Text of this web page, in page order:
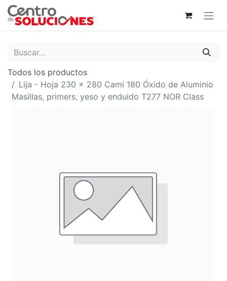
Todos los productos
Lija - Hoja 230 x 280 Cami 180 Óxido de Aluminio
Masillas, primers, yeso y enduido T277 NOR Class